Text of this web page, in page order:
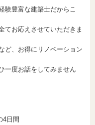
験豊富な建築士だからこ
てお応えさせていただきま
ど、お得にリノベーション
一度お話をしてみません
4日間